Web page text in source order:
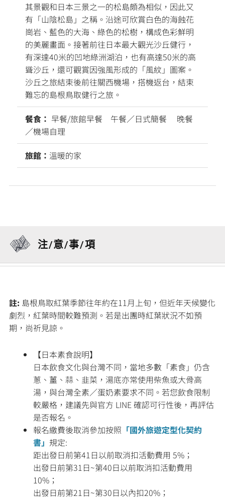
其景觀和日本三景之一的松島頗為相似，因此又
有「山陰松島」之稱。沿途可欣賞白色的海蝕花
崗岩、藍色的大海、綠色的松樹，構成色彩鮮明
的美麗畫面。接著前往日本最大觀光沙丘健行，
有深達40米的凹地綠洲湖泊，也有高達50米的高
聳沙丘，還可觀賞因強風形成的「風紋」圖案。
沙丘之旅結束後前往關西機場，搭機返台，結束
難忘的島根鳥取健行之旅。
餐食： 早餐/旅館早餐 午餐／日式簡餐 晚餐
／機場自理
旅館： 溫暖的家
注/意/事/項
註: 島根鳥取紅葉季節往年約在11月上旬，但近年天候變化
劇烈，紅葉時間較難預測。若是出團時紅葉狀況不如預
期，尚祈見諒。
【日本素食說明】
日本飲食文化與台灣不同，當地多數「素食」仍含
蔥、薑、蒜、韭菜，湯底亦常使用柴魚或大骨高
湯，與台灣全素／蛋奶素要求不同。若您飲食限制
較嚴格，建議先與官方 LINE 確認可行性後，再評估
是否報名。
報名繳費後取消參加按照 「國外旅遊定型化契約
書」 規定:
距出發日前第41日以前取消扣活動費用 5%；
出發日前第31日~第40日以前取消扣活動費用
10%；
出發日前第21日~第30日以內扣20%；